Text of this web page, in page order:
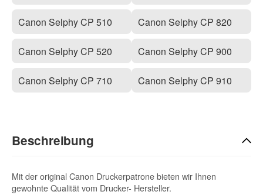
Canon Selphy CP 510
Canon Selphy CP 520
Canon Selphy CP 710
Canon Selphy CP 820
Canon Selphy CP 900
Canon Selphy CP 910
Beschreibung
Mit der original Canon Druckerpatrone bieten wir Ihnen
gewohnte Qualität vom Drucker- Hersteller.